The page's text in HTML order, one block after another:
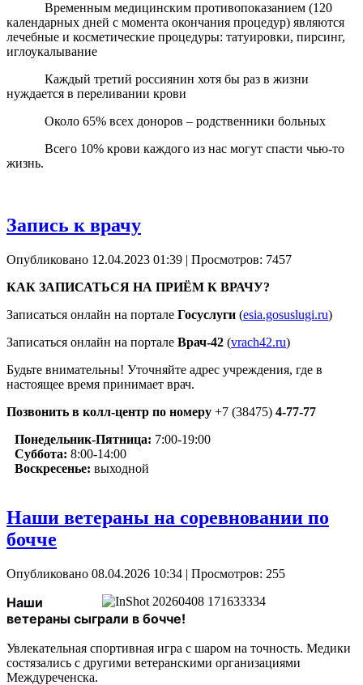
Временным медицинским противопоказанием (120
календарных дней с момента окончания процедур) являются
лечебные и косметические процедуры: татуировки, пирсинг,
иглоукалывание
Каждый третий россиянин хотя бы раз в жизни
нуждается в переливании крови
Около 65% всех доноров – родственники больных
Всего 10% крови каждого из нас могут спасти чью-то
жизнь.
Запись к врачу
Опубликовано 12.04.2023 01:39 | Просмотров: 7457
КАК ЗАПИСАТЬСЯ НА ПРИЁМ К ВРАЧУ?
Записаться онлайн на портале Госуслуги (esia.gosuslugi.ru)
Записаться онлайн на портале Врач-42 (vrach42.ru)
Будьте внимательны! Уточняйте адрес учреждения, где в
настоящее время принимает врач.
Позвонить в колл-центр по номеру +7 (38475) 4-77-77
Понедельник-Пятница: 7:00-19:00
Суббота: 8:00-14:00
Воскресенье: выходной
Наши ветераны на соревновании по
бочче
Опубликовано 08.04.2026 10:34 | Просмотров: 255
Наши
ветераны сыграли в бочче!
Увлекательная спортивная игра с шаром на точность. Медики
состязались с другими ветеранскими организациями
Междуреченска.